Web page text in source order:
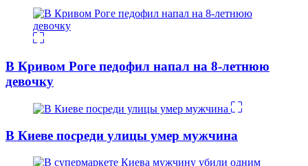
В Кривом Роге педофил напал на 8-летнюю
девочку
В Киеве посреди улицы умер мужчина